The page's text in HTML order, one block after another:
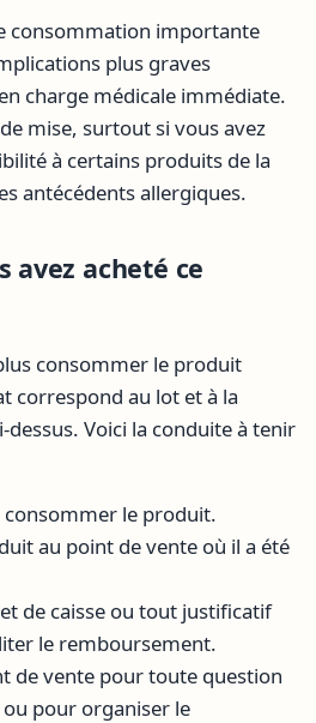
consommation importante
plus graves
charge médicale immédiate.
mise, surtout si vous avez
à certains produits de la
antécédents allergiques.
avez acheté ce
consommer le produit
correspond au lot et à la
Voici la conduite à tenir
le produit.
au point de vente où il a été
de caisse ou tout justificatif
le remboursement.
de vente pour toute question
pour organiser le